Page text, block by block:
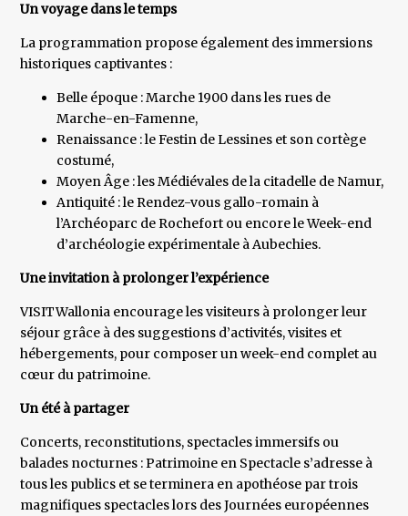
Un voyage dans le temps
La programmation propose également des immersions
historiques captivantes :
Belle époque : Marche 1900 dans les rues de
Marche-en-Famenne,
Renaissance : le Festin de Lessines et son cortège
costumé,
Moyen Âge : les Médiévales de la citadelle de Namur,
Antiquité : le Rendez-vous gallo-romain à
l’Archéoparc de Rochefort ou encore le Week-end
d’archéologie expérimentale à Aubechies.
Une invitation à prolonger l’expérience
VISITWallonia encourage les visiteurs à prolonger leur
séjour grâce à des suggestions d’activités, visites et
hébergements, pour composer un week-end complet au
cœur du patrimoine.
Un été à partager
Concerts, reconstitutions, spectacles immersifs ou
balades nocturnes : Patrimoine en Spectacle s’adresse à
tous les publics et se terminera en apothéose par trois
magnifiques spectacles lors des Journées européennes